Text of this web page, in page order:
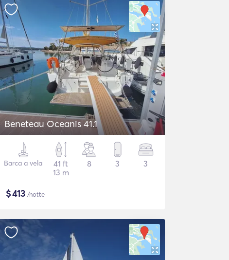
Beneteau Oceanis 41.1
Barca a vela
41 ft
13 m
8 3 3
$413 /notte